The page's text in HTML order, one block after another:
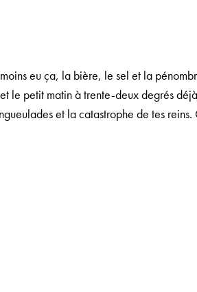
eu ça, la bière, le sel et la
le petit matin à trente-deux degrés
et la catastrophe de tes reins.